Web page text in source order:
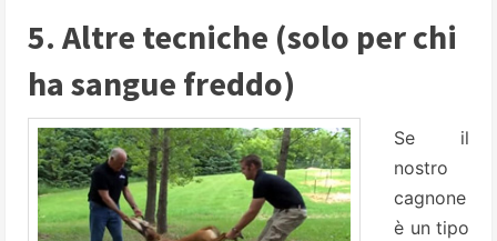
5. Altre tecniche (solo per chi
ha sangue freddo)
Se il
nostro
cagnone
è un tipo